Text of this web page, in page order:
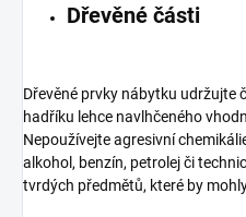
Dřevěné části
Dřevěné prvky nábytku udržujte
hadříku lehce navlhčeného
Nepoužívejte agresivní
alkohol, benzín, petrolej či
tvrdých předmětů, které by